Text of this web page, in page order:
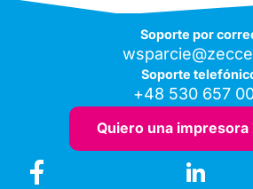
Soporte por
Soporte
+48 530 657
Quiero una impresora